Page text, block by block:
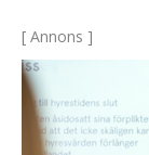
[ Annons ]